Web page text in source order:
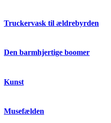
Truckervask til ældrebyrden
Den barmhjertige boomer
Kunst
Musefælden